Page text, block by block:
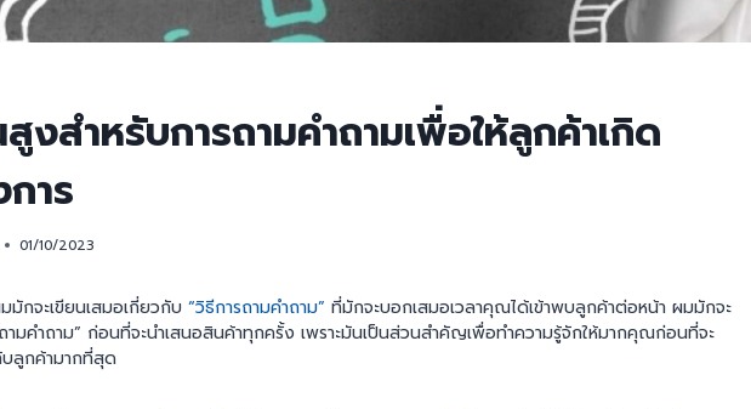
งสำหรับการถามคำถามเพื่อให้ลูกค้าเกิด
าร
01/10/2023
กจะเขียนเสมอเกี่ยวกับ “วิธีการถามคำถาม” ที่มักจะบอกเสมอเวลาคุณได้เข้าพบลูกค้าต่อหน้า ผมมักจะ
มคำถาม” ก่อนที่จะนำเสนอสินค้าทุกครั้ง เพราะมันเป็นส่วนสำคัญเพื่อทำความรู้จักให้มากคุณก่อนที่จะ
บลูกค้ามากที่สุด